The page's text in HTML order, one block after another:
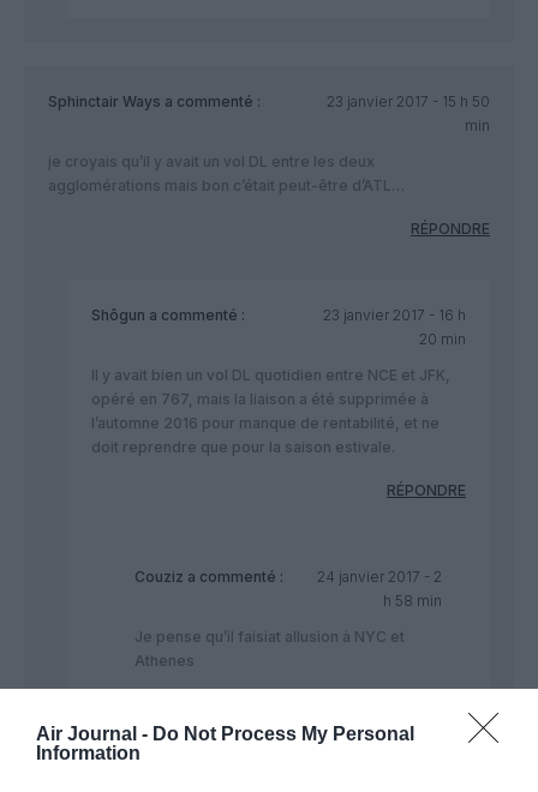
Air Journal - Do Not Process My Personal
Information
Sphinctair Ways a commenté :
23 janvier 2017 - 15 h 50
min
je croyais qu’il y avait un vol DL entre les deux
agglomérations mais bon c’était peut-être d’ATL…
RÉPONDRE
Shôgun a commenté :
23 janvier 2017 - 16 h
20 min
Il y avait bien un vol DL quotidien entre NCE et JFK,
opéré en 767, mais la liaison a été supprimée à
l’automne 2016 pour manque de rentabilité, et ne
doit reprendre que pour la saison estivale.
RÉPONDRE
Couziz a commenté :
24 janvier 2017 - 2
h 58 min
Je pense qu’il faisiat allusion à NYC et
Athenes